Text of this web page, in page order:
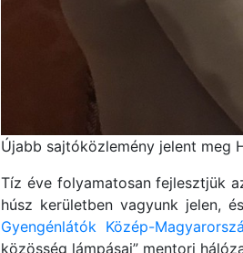
Újabb sajtóközlemény jelent meg
Tíz éve folyamatosan fejlesztjük
húsz kerületben vagyunk jelen,
Gyengénlátók Közép-
közösség lámpásai” mentori